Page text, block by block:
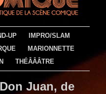
UP
IMPRO/SLAM
MARIONNETTE
THÉÂÂÂTRE
Don Juan, de